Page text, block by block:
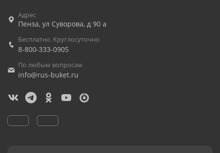
Адрес
Пенза, ул Суворова, д 90 а
Бесплатно. Круглосуточно
8-800-333-0905
По любым вопросам
info@rus-buket.ru